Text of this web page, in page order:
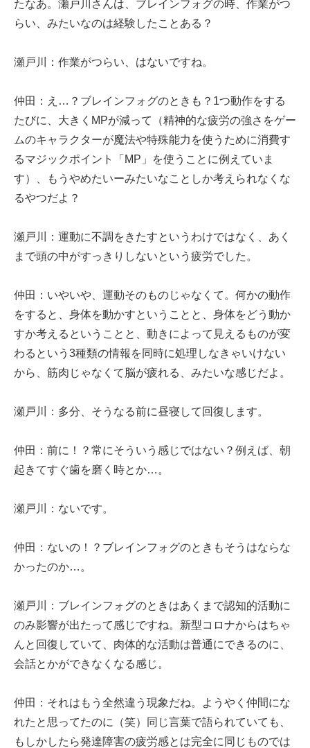
たなあ。瀬戸川さんは、ブレインフォグの時、作業がつ
らい、みたいなのは経験したことある？
瀬戸川：作業がつらい、はないですね。
仲田：え…？ブレインフォグのときも？1つ動作をする
たびに、大きくMPが減って（精神的な疲労の強さをゲー
ムのキャラクターが魔法や特殊能力を使うために消費す
るマジックポイント「MP」を使うことに例えていま
す）、もうやめたいーみたいなことしか考えられなくな
るやつだよ？
瀬戸川：運動に不調をきたすというわけではなく、あく
まで頭の中がすっきりしないという疲労でした。
仲田：いやいや、運動そのものじゃなくて。何かの動作
をすると、身体を動かすということと、身体をどう動か
すか考えるということと、動きによって見えるものが変
わるという3種類の情報を同時に処理しなきゃいけない
から、筋肉じゃなくて脳が疲れる、みたいな感じだよ。
瀬戸川：多分、そうなる前に昼寝して回復します。
仲田：前に！？常にそういう感じではない？例えば、朝
起きてすぐ歯を磨く時とか…。
瀬戸川：ないです。
仲田：ないの！？ブレインフォグのときもそうはならな
かったのか…。
瀬戸川：ブレインフォグのときはあくまで認知的活動に
のみ影響が出たって感じですね。新型コロナからはちゃ
んと回復していて、肉体的な活動は普通にできるのに、
会話とかができなくなる感じ。
仲田：それはもう全然違う現象だね。ようやく仲間にな
れたと思ってたのに（笑）同じ言葉で語られていても、
もしかしたら発達障害の疲労感とは完全に同じものでは